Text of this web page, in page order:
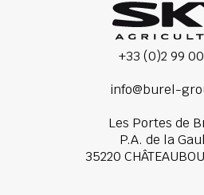
+33 (0)2 99
info@burel-
Les Portes de
P.A. de la
35220